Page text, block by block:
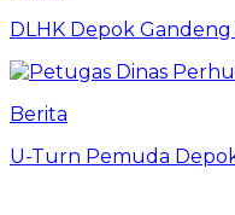
DLHK Depok
Berita
U-Turn Pemuda